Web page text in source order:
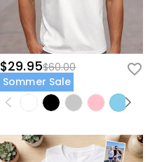
$29.95$60.00
Sommer Sale